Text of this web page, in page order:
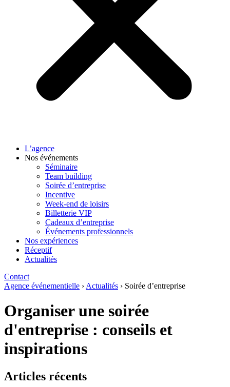
L’agence
Nos événements
Séminaire
Team building
Soirée d’entreprise
Incentive
Week-end de loisirs
Billetterie VIP
Cadeaux d’entreprise
Événements professionnels
Nos expériences
Réceptif
Actualités
Contact
Agence événementielle › Actualités › Soirée d’entreprise
Organiser une soirée
d'entreprise : conseils et
inspirations
Articles récents